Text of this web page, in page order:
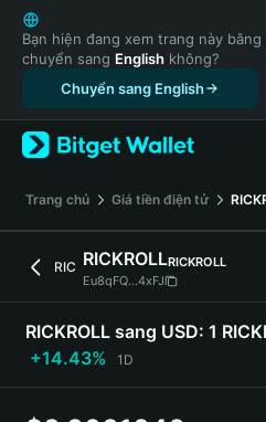
English
日本語
Tiếng Việt
Русский
Español (Latinoamérica)
Türkçe
Français
Deutsch
繁體中文
Português (Portugal)
Bahasa Indonesia
ภาษาไทย
हिन्दी
Bạn hiện đang xem trang này bằng
chuyển sang English không?
Chuyển sang English
‌Trang chủ Giá tiền điện tử
RIC RICKROLLRICKROLL
Eu8qFQ...4xFJ
RICKROLL sang USD: 1
+14.43%
1D